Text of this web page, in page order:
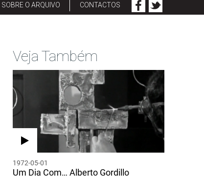
SOBRE O ARQUIVO CONTACTOS
Veja Também
1972-05-01
Um Dia Com… Alberto Gordillo